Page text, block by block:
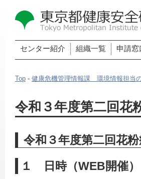
センター紹介 組織一覧 申請窓
Top - 健康危機管理情報課 環境情報担当
令和３年度第二回花
令和３年度第二回花
１ 日時（WEB開催）